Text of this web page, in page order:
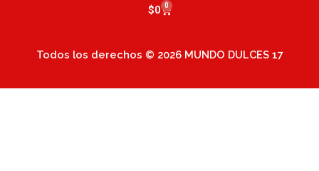
$0 0
Cart
Todos los derechos © 2026 MUNDO DULCES 17